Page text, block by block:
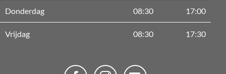
Donderdag 08:30 17:00
Vrijdag 08:30 17:30